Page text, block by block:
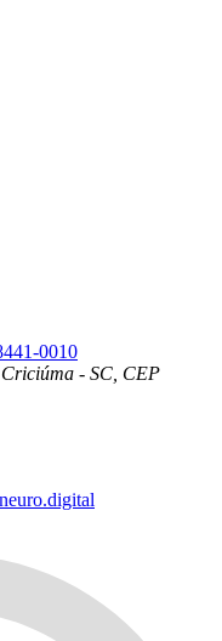
0010
- SC, CEP
neuro.digital